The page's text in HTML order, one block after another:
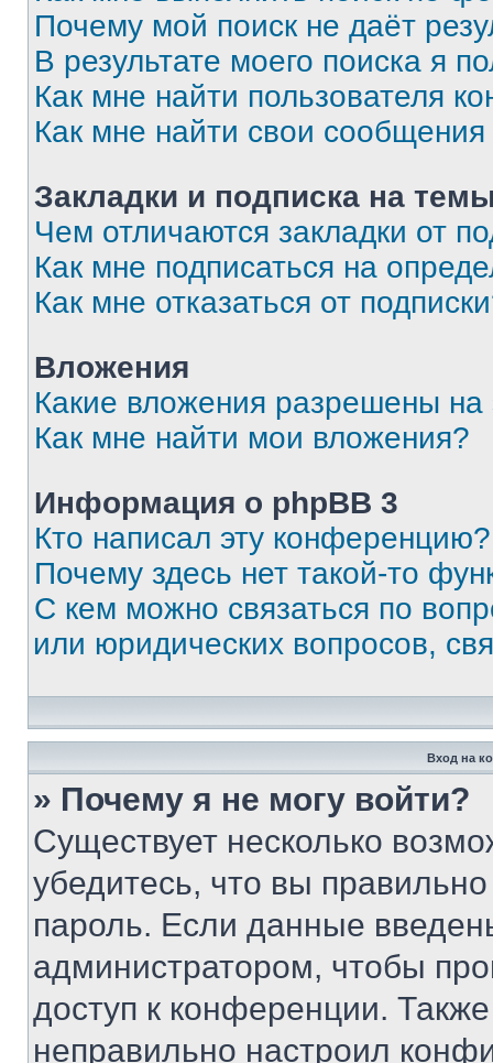
Почему мой поиск не даёт
В результате моего поиска я
Как мне найти пользователя
Как мне найти свои
Закладки и подписка на
Чем отличаются закладки от
Как мне подписаться на
Как мне отказаться от
Вложения
Какие вложения разрешены
Как мне найти мои вложения?
Информация о phpBB 3
Кто написал эту конференцию?
Почему здесь нет такой-то
С кем можно связаться по
или юридических вопросов,
Вход на
» Почему я не могу войти?
Существует несколько
убедитесь, что вы
пароль. Если данные
администратором, чтобы
доступ к конференции.
неправильно настроил